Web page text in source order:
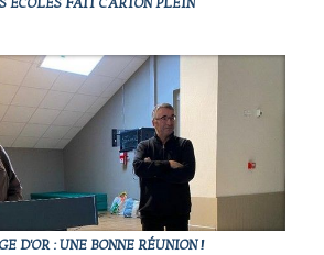
D'OR : UNE BONNE RÉUNION !